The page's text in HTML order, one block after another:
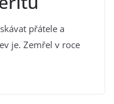
přátele a
je. Zemřel v roce